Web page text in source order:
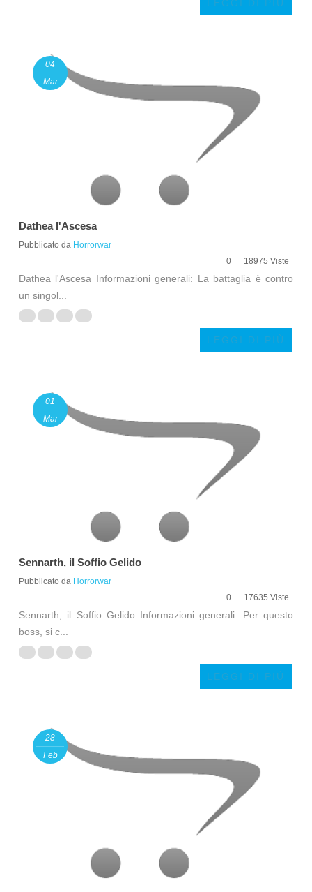
LEGGI DI PIÙ
04
Mar
Dathea l'Ascesa
Pubblicato da Horrorwar
0
18975 Viste
Dathea l'Ascesa Informazioni generali: La battaglia è contro
un singol...
LEGGI DI PIÙ
01
Mar
Sennarth, il Soffio Gelido
Pubblicato da Horrorwar
0
17635 Viste
Sennarth, il Soffio Gelido Informazioni generali: Per questo
boss, si c...
LEGGI DI PIÙ
28
Feb